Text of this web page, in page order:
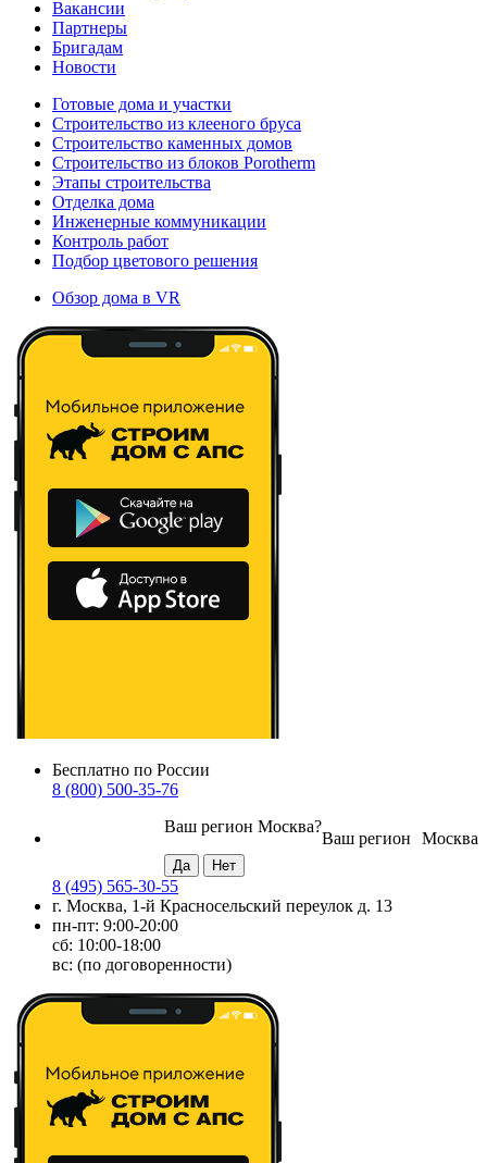
Вакансии
Партнеры
Бригадам
Новости
Готовые дома и участки
Строительство из клееного бруса
Строительство каменных домов
Строительство из блоков Porotherm
Этапы строительства
Отделка дома
Инженерные коммуникации
Контроль работ
Подбор цветового решения
Обзор дома в VR
Бесплатно по России
8 (800) 500-35-76
Москва
Ваш регион
Ваш регион Москва?
8 (495) 565-30-55
г. Москва, 1-й Красносельский переулок д. 13
пн-пт: 9:00-20:00
сб: 10:00-18:00
вс: (по договоренности)